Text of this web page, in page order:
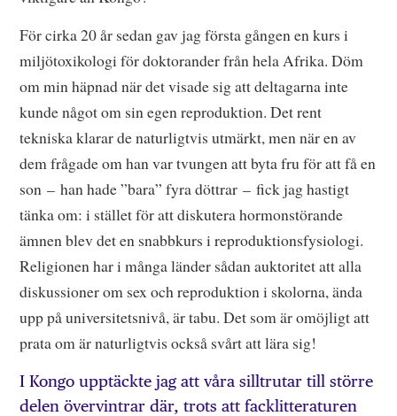
För cirka 20 år sedan gav jag första gången en kurs i
miljötoxikologi för doktorander från hela Afrika. Döm
om min häpnad när det visade sig att deltagarna inte
kunde något om sin egen reproduktion. Det rent
tekniska klarar de naturligtvis utmärkt, men när en av
dem frågade om han var tvungen att byta fru för att få en
son – han hade ”bara” fyra döttrar – fick jag hastigt
tänka om: i stället för att diskutera hormonstörande
ämnen blev det en snabbkurs i reproduktionsfysiologi.
Religionen har i många länder sådan auktoritet att alla
diskussioner om sex och reproduktion i skolorna, ända
upp på universitetsnivå, är tabu. Det som är omöjligt att
prata om är naturligtvis också svårt att lära sig!
I Kongo upptäckte jag att våra silltrutar till större
delen övervintrar där, trots att facklitteraturen